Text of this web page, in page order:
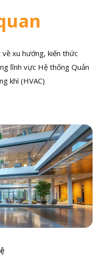
xu hướng, kiến thức
lĩnh vực Hệ thống Quản
khí (HVAC)